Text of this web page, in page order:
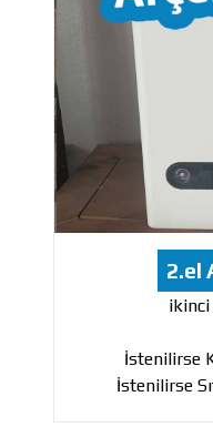
2.el
İstenilirse
İstenilirse